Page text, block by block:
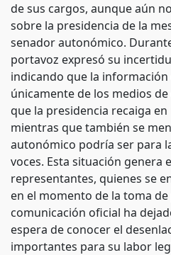
de sus cargos, aunque aún
sobre la presidencia de la
senador autonómico.
portavoz expresó su
indicando que la
únicamente de los medios
que la presidencia recaiga
mientras que también se
autonómico podría ser para
voces. Esta situación genera
representantes, quienes se
en el momento de la toma
comunicación oficial ha
espera de conocer el
importantes para su labor